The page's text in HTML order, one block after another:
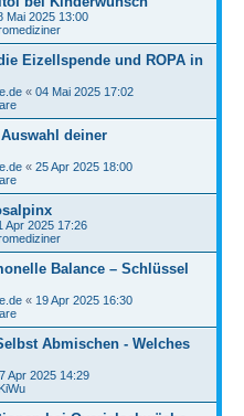
Mai 2025 13:00
Eizellspende und ROPA in
« 04 Mai 2025 17:02
deiner
« 25 Apr 2025 18:00
Apr 2025 17:26
Balance – Schlüssel
« 19 Apr 2025 16:30
Abmischen - Welches
Apr 2025 14:29